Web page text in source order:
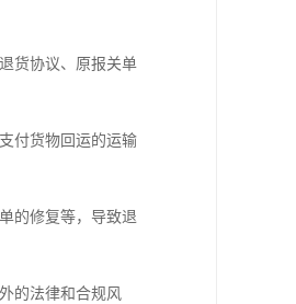
货协议、原报关单
付货物回运的运输
的修复等，导致退
的法律和合规风